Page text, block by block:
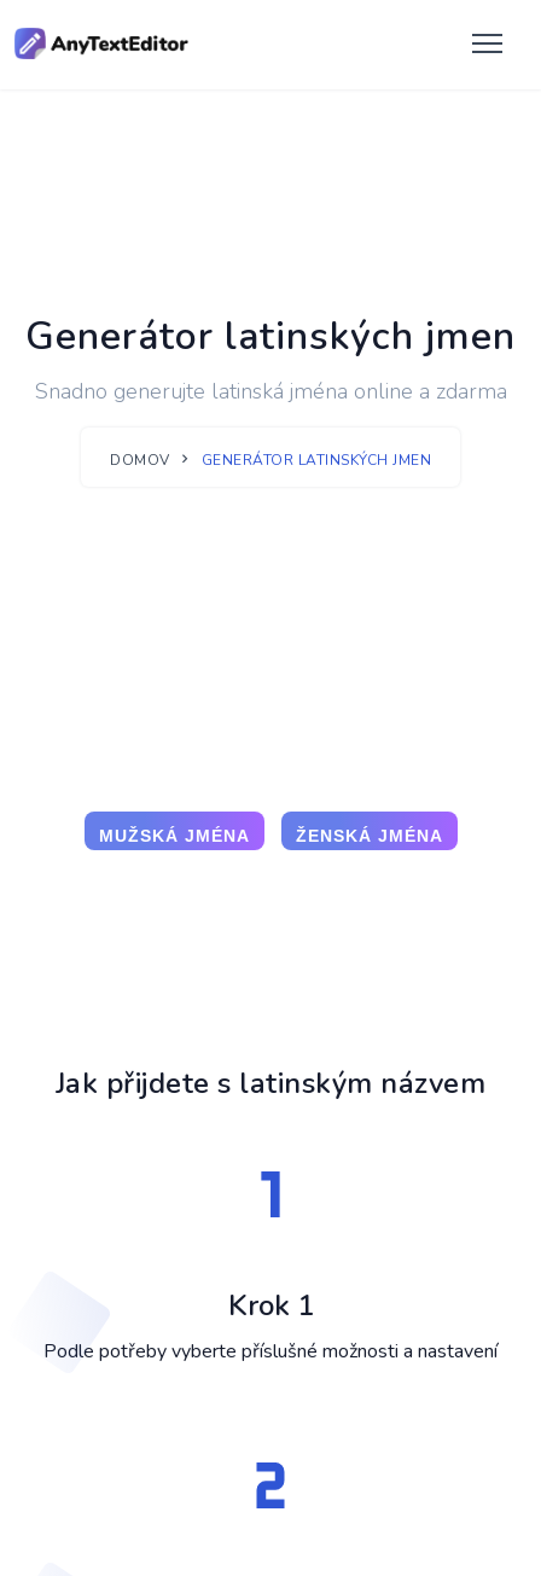
Generátor latinských jmen
Snadno generujte latinská jména online a zdarma
DOMOV GENERÁTOR LATINSKÝCH JMEN
Jak přijdete s latinským názvem
Krok 1
Podle potřeby vyberte příslušné možnosti a nastavení